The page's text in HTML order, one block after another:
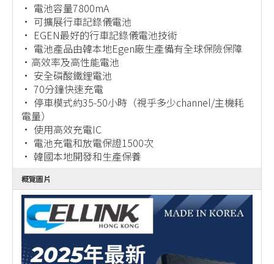
• 電池容量7800mA
• 可擴展行車記錄儀電池
• EGEN最好的行車記錄儀電池技術
• 電池產品由韓本地Egen廠生產備有全球保險保障
•高效率及高性能電池
• 安全磷酸鐵鋰電池
• 70分鐘快速充電
• 停車模式約35-50小時（視乎多少channel/主機耗
電量）
• 使用高效充電IC
• 電池充電和放電保證1500次
• 韓國本地開發和生產保養
概覽圖片